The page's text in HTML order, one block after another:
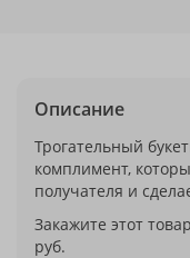
Описание
Трогательный
комплимент,
получателя и
Закажите этот
руб.